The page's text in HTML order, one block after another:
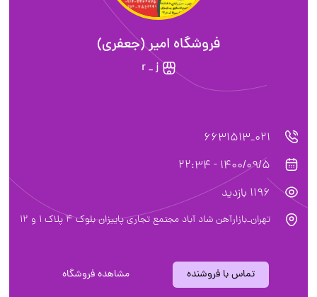
فروشگاه امیر (جعفری)
r _ j
021_6631513
1400/09/5 - 22:34
1196 بازدید
تهران_بازارآهن شاد آباد مجتمع تجاری پاییزان بلوک ۴ پلاک ۱ و ۱۲
تماس با فروشنده مشاهده فروشگاه